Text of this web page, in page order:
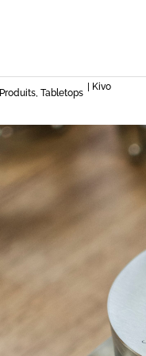
Produits, Tabletops
| Kivo